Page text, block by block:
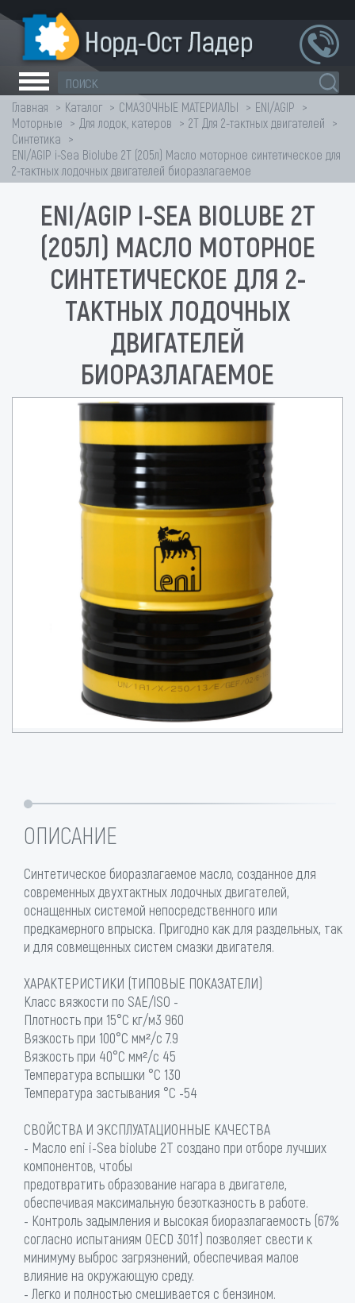
Главная Каталог СМАЗОЧНЫЕ МАТЕРИАЛЫ
ENI/AGIP
Моторные
Для лодок, катеров
2T Для 2-тактных двигателей
Синтетика
ENI/AGIP i-Sea Biolube 2T (205л) Масло моторное синтетическое для
2-тактных лодочных двигателей биоразлагаемое
ENI/AGIP I-SEA BIOLUBE 2T
(205Л) МАСЛО МОТОРНОЕ
СИНТЕТИЧЕСКОЕ ДЛЯ 2-
ТАКТНЫХ ЛОДОЧНЫХ
ДВИГАТЕЛЕЙ
БИОРАЗЛАГАЕМОЕ
ОПИСАНИЕ
Синтетическое биоразлагаемое масло, созданное для
современных двухтактных лодочных двигателей,
оснащенных системой непосредственного или
предкамерного впрыска. Пригодно как для раздельных, так
и для совмещенных систем смазки двигателя.
ХАРАКТЕРИСТИКИ (ТИПОВЫЕ ПОКАЗАТЕЛИ)
Класс вязкости по SAE/ISO -
Плотность при 15°C кг/м3 960
Вязкость при 100°C мм²/с 7.9
Вязкость при 40°C мм²/с 45
Температура вспышки °C 130
Температура застывания °C -54
СВОЙСТВА И ЭКСПЛУАТАЦИОННЫЕ КАЧЕСТВА
- Масло eni i-Sea biolube 2T создано при отборе лучших
компонентов, чтобы
предотвратить образование нагара в двигателе,
обеспечивая максимальную безотказность в работе.
- Контроль задымления и высокая биоразлагаемость (67%
согласно испытаниям OECD 301f) позволяет свести к
минимуму выброс загрязнений, обеспечивая малое
влияние на окружающую среду.
- Легко и полностью смешивается с бензином.